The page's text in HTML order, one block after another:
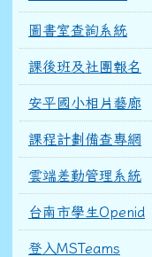
圖書室查詢系統
課後班及社團報名
安平國小相片藝廊
課程計劃備查專網
雲端差勤管理系統
台南市學生Openid
登入MSTeams